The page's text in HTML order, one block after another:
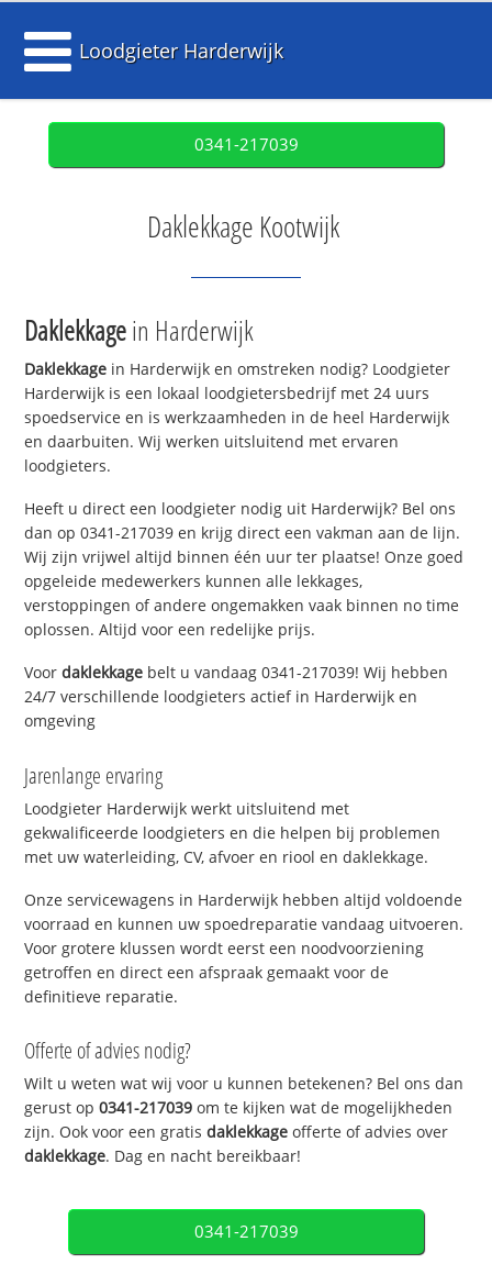
Loodgieter Harderwijk
0341-217039
Daklekkage Kootwijk
Daklekkagein Harderwijk
Daklekkage in Harderwijk en omstreken nodig? Loodgieter
Harderwijk is een lokaal loodgietersbedrijf met 24 uurs
spoedservice en is werkzaamheden in de heel Harderwijk
en daarbuiten. Wij werken uitsluitend met ervaren
loodgieters.
Heeft u direct een loodgieter nodig uit Harderwijk? Bel ons
dan op 0341-217039 en krijg direct een vakman aan de lijn.
Wij zijn vrijwel altijd binnen één uur ter plaatse! Onze goed
opgeleide medewerkers kunnen alle lekkages,
verstoppingen of andere ongemakken vaak binnen no time
oplossen. Altijd voor een redelijke prijs.
Voordaklekkage belt u vandaag 0341-217039! Wij hebben
24/7 verschillende loodgieters actief in Harderwijk en
omgeving
Jarenlange ervaring
Loodgieter Harderwijk werkt uitsluitend met
gekwalificeerde loodgieters en die helpen bij problemen
met uw waterleiding, CV, afvoer en riool en daklekkage.
Onze servicewagens in Harderwijk hebben altijd voldoende
voorraad en kunnen uw spoedreparatie vandaag uitvoeren.
Voor grotere klussen wordt eerst een noodvoorziening
getroffen en direct een afspraak gemaakt voor de
definitieve reparatie.
Offerte of advies nodig?
Wilt u weten wat wij voor u kunnen betekenen? Bel ons dan
gerust op0341-217039 om te kijken wat de mogelijkheden
zijn. Ook voor een gratisdaklekkage offerte of advies over
daklekkage. Dag en nacht bereikbaar!
0341-217039